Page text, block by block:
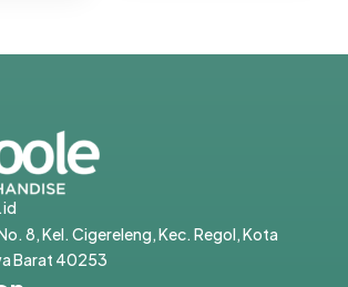
8, Kel. Cigereleng, Kec. Regol, Kota
Barat 40253